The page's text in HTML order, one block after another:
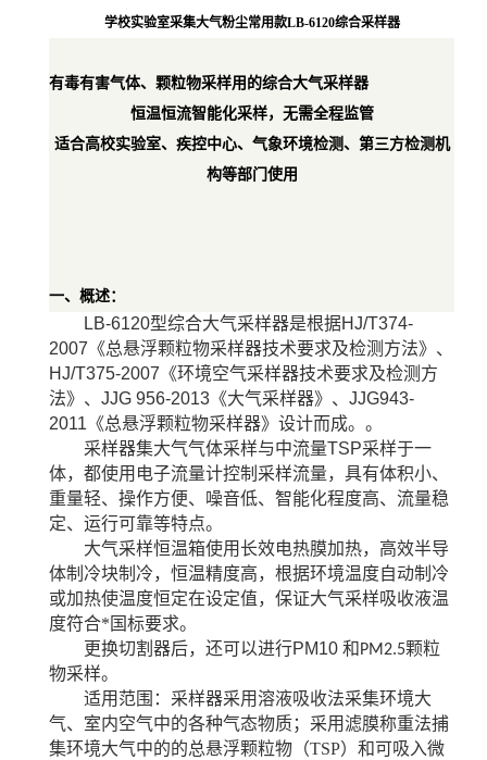
学校实验室采集大气粉尘常用款LB-6120综合采样器
有毒有害气体、颗粒物采样用的综合大气采样器
恒温恒流智能化采样，无需全程监管
适合高校实验室、疾控中心、气象环境检测、第三方检测机
构等部门使用
一、概述：
LB-6120型综合大气采样器是根据HJ/T374-
2007 《总悬浮颗粒物采样器技术要求及检测方法》、
HJ/T375-2007 《环境空气采样器技术要求及检测方
法》、 JJG 956-2013 《大气采样器》、 JJG943-
2011 《总悬浮颗粒物采样器》设计而成。。
采样器集大气气体采样与中流量TSP采样于一
体，都使用电子流量计控制采样流量，具有体积小、
重量轻、操作方便、噪音低、智能化程度高、流量稳
定、运行可靠等特点。
大气采样恒温箱使用长效电热膜加热，高效半导
体制冷块制冷，恒温精度高，根据环境温度自动制冷
或加热使温度恒定在设定值，保证大气采样吸收液温
度符合*国标要求。
更换切割器后，还可以进行PM10 和 PM2.5颗粒
物采样。
适用范围：采样器采用溶液吸收法采集环境大
气、室内空气中的各种气态物质；采用滤膜称重法捕
集环境大气中的的总悬浮颗粒物（TSP）和可吸入微